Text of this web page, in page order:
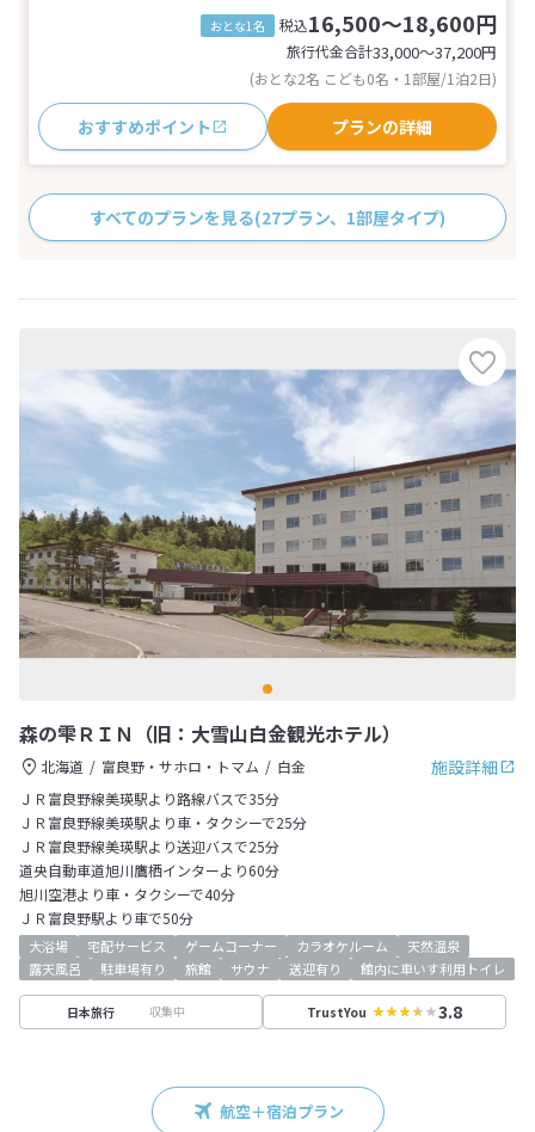
おとな1名 税込16,500～18,600円
旅行代金合計33,000〜37,200円
(おとな2名 こども0名・1部屋/1泊2日)
おすすめポイント プランの詳細
すべてのプランを見る(27プラン、1部屋タイプ)
森の雫ＲＩＮ（旧：大雪山白金観光ホテル）
施設詳細
北海道 富良野・サホロ・トマム
白金
ＪＲ富良野線美瑛駅より路線バスで35分
ＪＲ富良野線美瑛駅より車・タクシーで25分
ＪＲ富良野線美瑛駅より送迎バスで25分
道央自動車道旭川鷹栖インターより60分
旭川空港より車・タクシーで40分
ＪＲ富良野駅より車で50分
大浴場 宅配サービス ゲームコーナー カラオケルーム
天然温泉
露天風呂
駐車場有り 旅館 サウナ 送迎有り 館内に車いす利用トイレ
日本旅行 収集中 TrustYou 3.8
航空＋宿泊プラン